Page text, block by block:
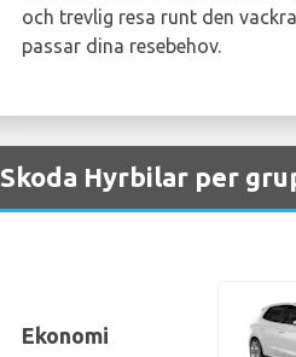
och trevlig resa runt den
passar dina resebehov.
Skoda Hyrbilar per
Ekonomi